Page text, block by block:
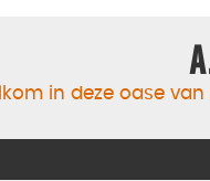
in deze oase